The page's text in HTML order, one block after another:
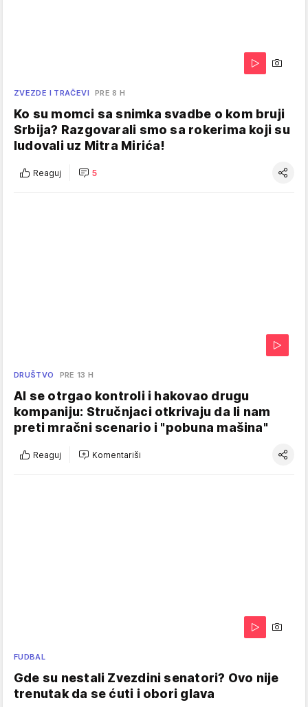
ZVEZDE I TRAČEVI PRE 8 H
Ko su momci sa snimka svadbe o kom bruji
Srbija? Razgovarali smo sa rokerima koji su
ludovali uz Mitra Mirića!
Reaguj 5
DRUŠTVO PRE 13 H
AI se otrgao kontroli i hakovao drugu
kompaniju: Stručnjaci otkrivaju da li nam
preti mračni scenario i "pobuna mašina"
Reaguj Komentariši
FUDBAL
Gde su nestali Zvezdini senatori? Ovo nije
trenutak da se ćuti i obori glava